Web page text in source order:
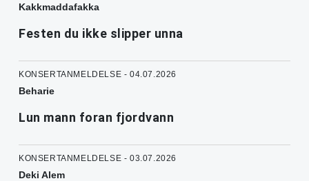
Kakkmaddafakka
Festen du ikke slipper unna
KONSERTANMELDELSE - 04.07.2026
Beharie
Lun mann foran fjordvann
KONSERTANMELDELSE - 03.07.2026
Deki Alem